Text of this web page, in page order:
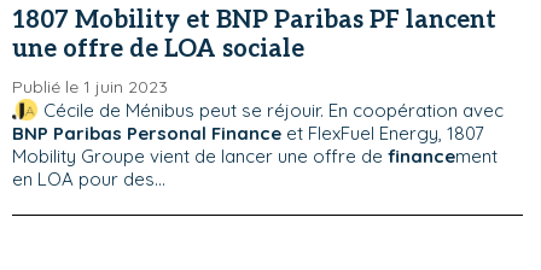
1807 Mobility et BNP Paribas PF lancent
une offre de LOA sociale
Publié le 1 juin 2023
Cécile de Ménibus peut se réjouir. En coopération avec
BNP Paribas Personal Finance et FlexFuel Energy, 1807
Mobility Groupe vient de lancer une offre de financement
en LOA pour des...